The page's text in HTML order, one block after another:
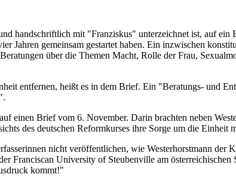
handschriftlich mit "Franziskus" unterzeichnet ist, auf
Jahren gemeinsam gestartet haben. Ein inzwischen
über die Themen Macht, Rolle der Frau,
entfernen, heißt es in dem Brief. Ein "Beratungs- und
einen Brief vom 6. November. Darin brachten neben
des deutschen Reformkurses ihre Sorge um die Einheit
nicht veröffentlichen, wie Westerhorstmann
Franciscan University of Steubenville am
kommt!"